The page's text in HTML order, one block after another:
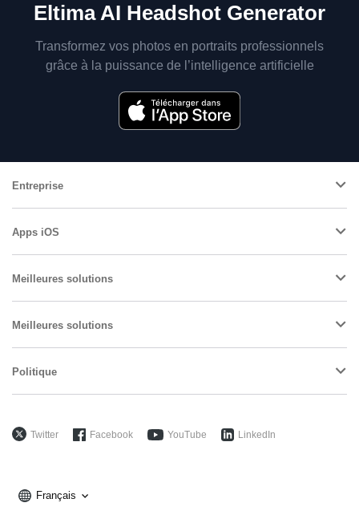
Eltima AI Headshot Generator
Transformez vos photos en portraits professionnels
grâce à la puissance de l’intelligence artificielle
Entreprise
Apps iOS
Meilleures solutions
Meilleures solutions
Politique
Twitter Facebook YouTube LinkedIn
Français